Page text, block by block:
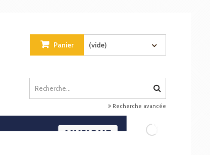
Panier (vide)
Recherche avancée